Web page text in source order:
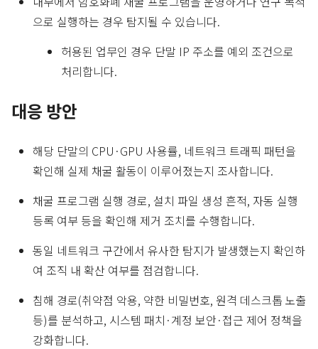
으로 실행하는 경우 탐지될 수 있습니다.
허용된 업무인 경우 단말 IP 주소를 예외 조건으로
처리합니다.
대응 방안
해당 단말의 CPU·GPU 사용률, 네트워크 트래픽 패턴을
확인해 실제 채굴 활동이 이루어졌는지 조사합니다.
채굴 프로그램 실행 경로, 설치 파일 생성 흔적, 자동 실행
등록 여부 등을 확인해 제거 조치를 수행합니다.
동일 네트워크 구간에서 유사한 탐지가 발생했는지 확인하
여 조직 내 확산 여부를 점검합니다.
침해 경로(취약점 악용, 약한 비밀번호, 원격 데스크톱 노출
등)를 분석하고, 시스템 패치·계정 보안·접근 제어 정책을
강화합니다.